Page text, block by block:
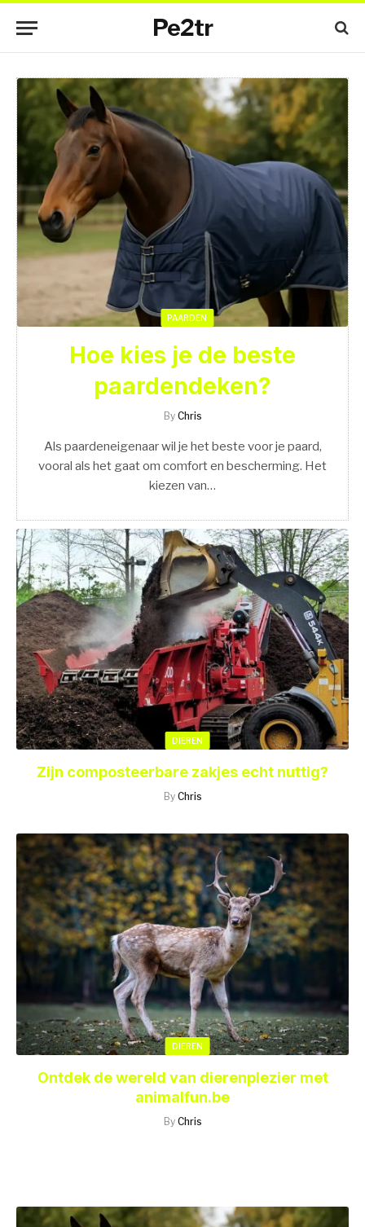
Pe2tr
DIEREN
Zijn composteerbare zakjes echt nuttig?
By Chris
DIEREN
Ontdek de wereld van dierenplezier met
animalfun.be
By Chris
PAARDEN
Hoe kies je de beste
paardendeken?
By Chris
Als paardeneigenaar wil je het beste voor je paard,
vooral als het gaat om comfort en bescherming. Het
kiezen van…